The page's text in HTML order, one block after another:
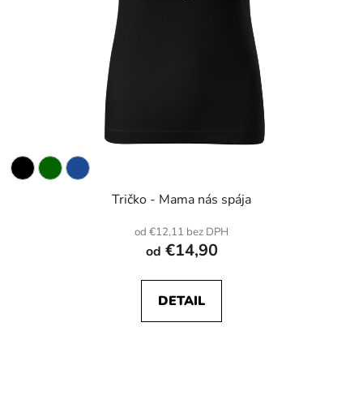
Tričko - Mama nás spája
od €12,11 bez DPH
od €14,90
DETAIL